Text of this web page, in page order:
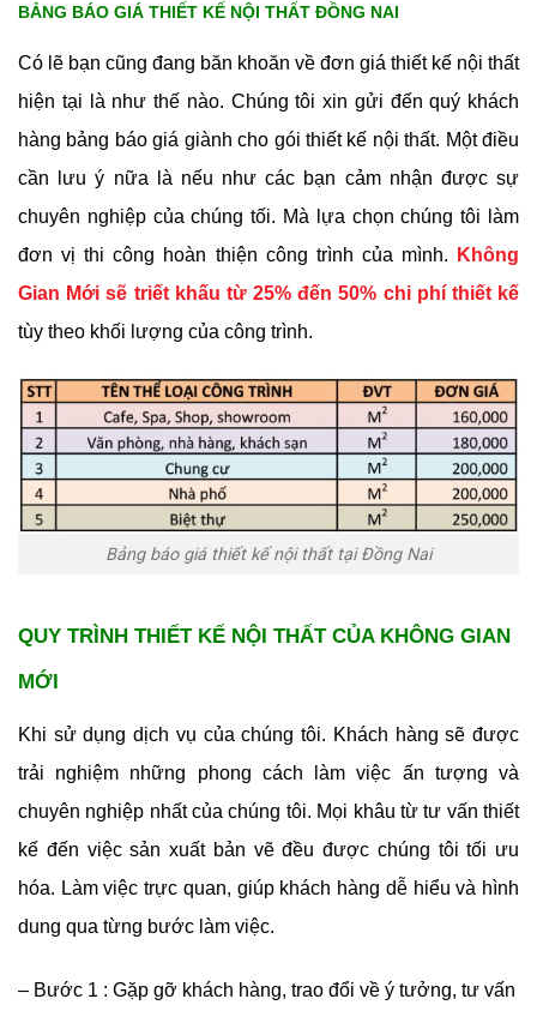
BẢNG BÁO GIÁ THIẾT KẾ NỘI THẤT ĐỒNG NAI
Có lẽ bạn cũng đang băn khoăn về đơn giá thiết kế nội thất
hiện tại là như thế nào. Chúng tôi xin gửi đến quý khách
hàng bảng báo giá giành cho gói thiết kế nội thất. Một điều
cần lưu ý nữa là nếu như các bạn cảm nhận được sự
chuyên nghiệp của chúng tối. Mà lựa chọn chúng tôi làm
đơn vị thi công hoàn thiện công trình của mình. Không
Gian Mới sẽ triết khấu từ 25% đến 50% chi phí thiết kế
tùy theo khối lượng của công trình.
Bảng báo giá thiết kế nội thất tại Đồng Nai
QUY TRÌNH THIẾT KẾ NỘI THẤT CỦA KHÔNG GIAN
MỚI
Khi sử dụng dịch vụ của chúng tôi. Khách hàng sẽ được
trải nghiệm những phong cách làm việc ấn tượng và
chuyên nghiệp nhất của chúng tôi. Mọi khâu từ tư vấn thiết
kế đến việc sản xuất bản vẽ đều được chúng tôi tối ưu
hóa. Làm việc trực quan, giúp khách hàng dễ hiểu và hình
dung qua từng bước làm việc.
– Bước 1 : Gặp gỡ khách hàng, trao đổi về ý tưởng, tư vấn